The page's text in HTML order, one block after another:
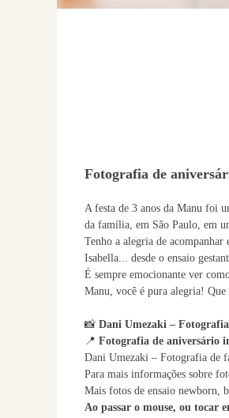
Fotografia de
A festa de 3 anos da Manu foi
da família, em São Paulo, em
Tenho a alegria de acompanhar
Isabella... desde o ensaio
É sempre emocionante ver
Manu, você é pura alegria!
📸 Dani Umezaki –
📍 Fotografia de aniversário
Dani Umezaki – Fotografia de
Para mais informações sobre
Mais fotos de ensaio newborn,
Ao passar o mouse, ou tocar